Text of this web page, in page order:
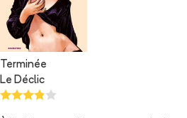
Terminée
Le Déclic